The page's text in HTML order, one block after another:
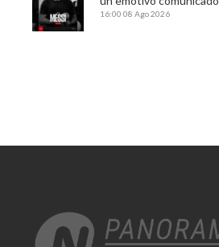
16:00 08 Ago 2026